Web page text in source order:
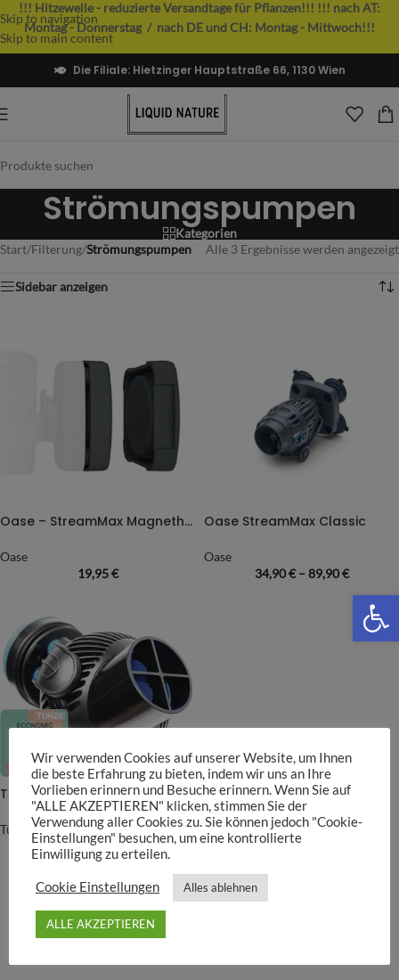
Skip to navigation
Skip to main content
!!! Hitzewelle - reduzierte Versandtage für Pflanzen!!! !!! nach AT:
Montag - Donnerstag / nach DE und CH: Montag - Mittwoch!!!
Die Filiale: Hietzinger Hauptstraße 66, 1130 Wien
Strömungspumpen
Kategorien
Start/Filterung/Strömungspumpen Alle 3 Ergebnisse werden angezeigt
Sidebar anzeigen
Oase – StreamMax Magnethalterung
Oase
19,95€
Oase StreamMax Classic
Oase
34,90€–89,90€
Turbelle® nanostream®
Tunze
39,90€–69,90€
Wir verwenden Cookies auf unserer Website, um Ihnen
die beste Erfahrung zu bieten, indem wir uns an Ihre
Vorlieben erinnern und Besuche erinnern. Wenn Sie auf
"ALLE AKZEPTIEREN" klicken, stimmen Sie der
Verwendung aller Cookies zu. Sie können jedoch "Cookie-
Einstellungen" besuchen, um eine kontrollierte
Einwilligung zu erteilen.
Cookie Einstellungen Alles ablehnen
ALLE AKZEPTIEREN